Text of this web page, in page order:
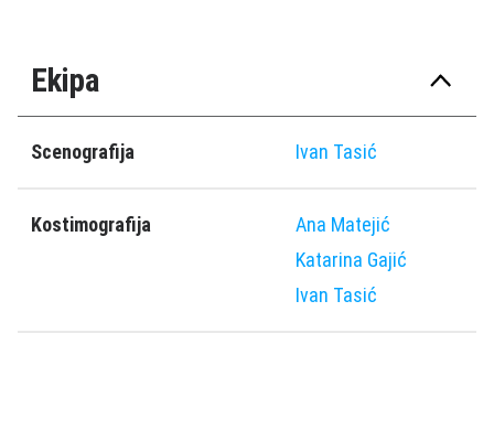
Ekipa
Scenografija Ivan Tasić
Kostimografija
Ana Matejić
Katarina Gajić
Ivan Tasić